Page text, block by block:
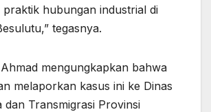
hubungan industrial di
tegasnya.
mengungkapkan bahwa
melaporkan kasus ini ke Dinas
dan Transmigrasi Provinsi